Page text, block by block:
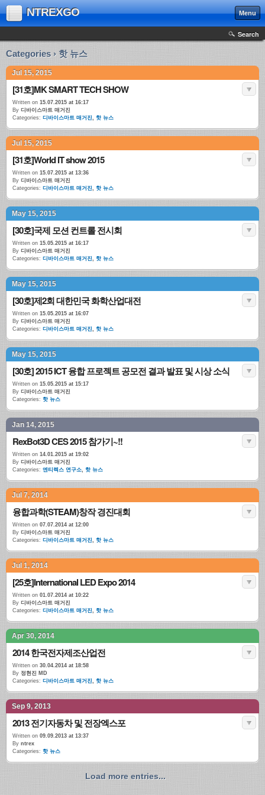
NTREXGO Menu
Search
Categories › 핫 뉴스
Jul 15, 2015
[31호]MK SMART TECH SHOW
Written on 15.07.2015 at 16:17
By 디바이스마트 매거진
Categories: 디바이스마트 매거진, 핫 뉴스
Jul 15, 2015
[31호]World IT show 2015
Written on 15.07.2015 at 13:36
By 디바이스마트 매거진
Categories: 디바이스마트 매거진, 핫 뉴스
May 15, 2015
[30호]국제 모션 컨트롤 전시회
Written on 15.05.2015 at 16:17
By 디바이스마트 매거진
Categories: 디바이스마트 매거진, 핫 뉴스
May 15, 2015
[30호]제2회 대한민국 화학산업대전
Written on 15.05.2015 at 16:07
By 디바이스마트 매거진
Categories: 디바이스마트 매거진, 핫 뉴스
May 15, 2015
[30호] 2015 ICT 융합 프로젝트 공모전 결과 발표 및 시상 소식
Written on 15.05.2015 at 15:17
By 디바이스마트 매거진
Categories: 핫 뉴스
Jan 14, 2015
RexBot3D CES 2015 참가기~!!
Written on 14.01.2015 at 19:02
By 디바이스마트 매거진
Categories: 엔티렉스 연구소, 핫 뉴스
Jul 7, 2014
융합과학(STEAM)창작 경진대회
Written on 07.07.2014 at 12:00
By 디바이스마트 매거진
Categories: 디바이스마트 매거진, 핫 뉴스
Jul 1, 2014
[25호]International LED Expo 2014
Written on 01.07.2014 at 10:22
By 디바이스마트 매거진
Categories: 디바이스마트 매거진, 핫 뉴스
Apr 30, 2014
2014 한국전자제조산업전
Written on 30.04.2014 at 18:58
By 정현진 MD
Categories: 디바이스마트 매거진, 핫 뉴스
Sep 9, 2013
2013 전기자동차 및 전장엑스포
Written on 09.09.2013 at 13:37
By ntrex
Categories: 핫 뉴스
Load more entries...